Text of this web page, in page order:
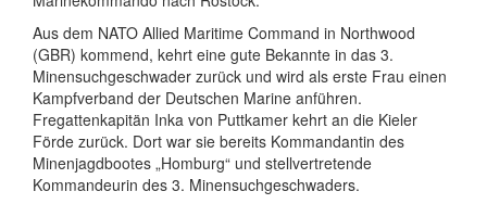
Aus dem NATO Allied Maritime Command in Northwood
(GBR) kommend, kehrt eine gute Bekannte in das 3.
Minensuchgeschwader zurück und wird als erste Frau einen
Kampfverband der Deutschen Marine anführen.
Fregattenkapitän Inka von Puttkamer kehrt an die Kieler
Förde zurück. Dort war sie bereits Kommandantin des
Minenjagdbootes „Homburg“ und stellvertretende
Kommandeurin des 3. Minensuchgeschwaders.